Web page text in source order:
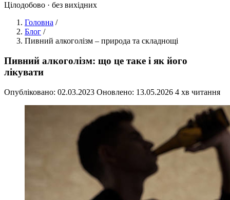
Цілодобово · без вихідних
Головна /
Блог /
Пивний алкоголізм – природа та складнощі
Пивний алкоголізм: що це таке і як його
лікувати
Опубліковано: 02.03.2023 Оновлено: 13.05.2026 4 хв читання